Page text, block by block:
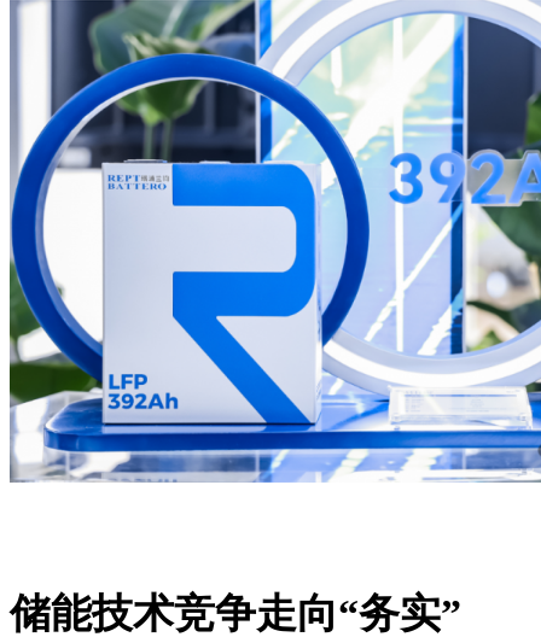
储能技术竞争走向“务实”